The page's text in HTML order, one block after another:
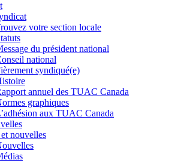
votre section locale
du président national
national
syndiqué(e)
annuel des TUAC Canada
graphiques
aux TUAC Canada
nouvelles